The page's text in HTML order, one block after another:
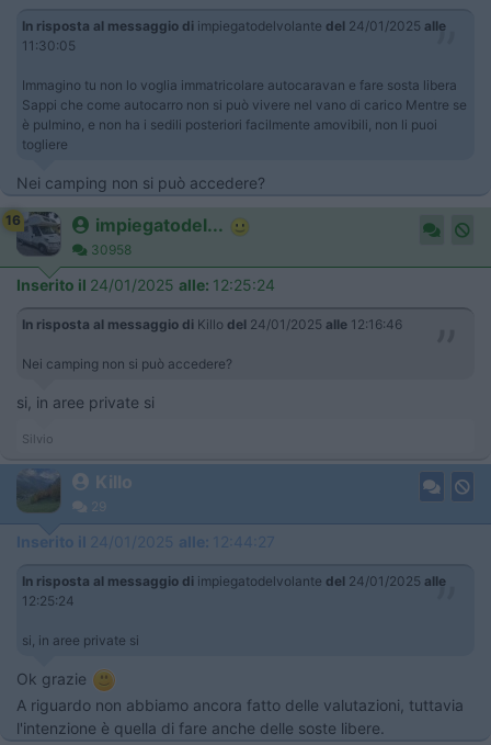
In risposta al messaggio di impiegatodelvolante del 24/01/2025 alle
11:30:05
Immagino tu non lo voglia immatricolare autocaravan e fare sosta libera
Sappi che come autocarro non si può vivere nel vano di carico Mentre se
è pulmino, e non ha i sedili posteriori facilmente amovibili, non li puoi
togliere
Nei camping non si può accedere?
16 impiegatodel...
30958
Inserito il 24/01/2025 alle: 12:25:24
In risposta al messaggio di Killo del 24/01/2025 alle 12:16:46
Nei camping non si può accedere?
si, in aree private si
Silvio
Killo
29
Inserito il 24/01/2025 alle: 12:44:27
In risposta al messaggio di impiegatodelvolante del 24/01/2025 alle
12:25:24
si, in aree private si
Ok grazie
A riguardo non abbiamo ancora fatto delle valutazioni, tuttavia
l'intenzione è quella di fare anche delle soste libere.